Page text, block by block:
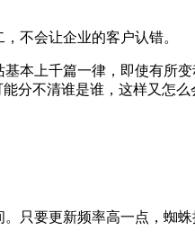
不会让企业的客户认错。
本上千篇一律，即使有所
分不清谁是谁，这样又怎么
只要更新频率高一点，蜘